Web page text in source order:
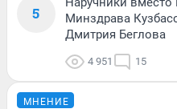
5
Минздрава
Дмитрия Беглова
4 951 15
МНЕНИЕ